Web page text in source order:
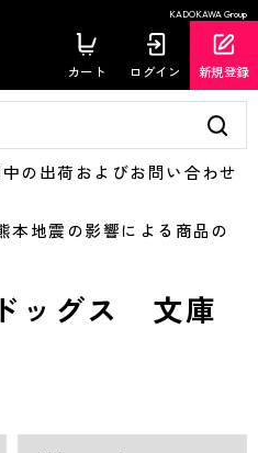
KADOKAWA Group
カート ログイン 新規登録
出荷およびお問い合わせ
地震の影響による商品の
ッグス 文庫